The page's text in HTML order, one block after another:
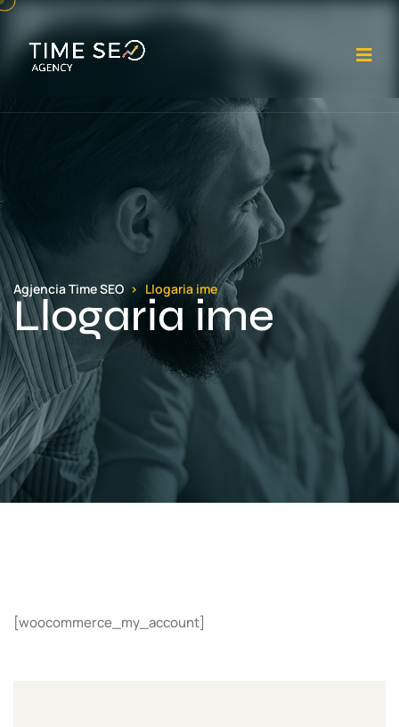
Agjencia Time SEO Llogaria ime
Llogaria ime
[woocommerce_my_account]